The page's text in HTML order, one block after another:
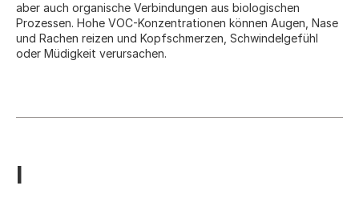
aber auch organische Verbindungen aus biologischen
Prozessen. Hohe VOC-Konzentrationen können Augen, Nase
und Rachen reizen und Kopfschmerzen, Schwindelgefühl
oder Müdigkeit verursachen.
I